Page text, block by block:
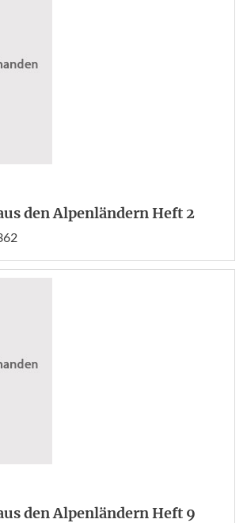
den Alpenländern Heft 2
den Alpenländern Heft 9